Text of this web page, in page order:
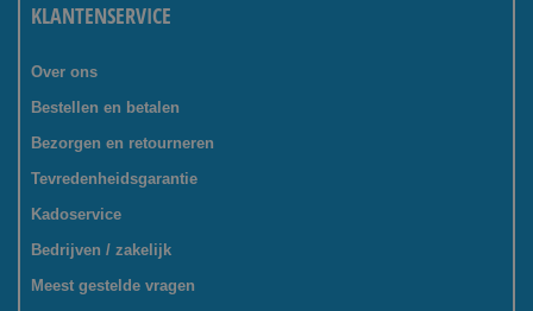
KLANTENSERVICE
Over ons
Bestellen en betalen
Bezorgen en retourneren
Tevredenheidsgarantie
Kadoservice
Bedrijven / zakelijk
Meest gestelde vragen